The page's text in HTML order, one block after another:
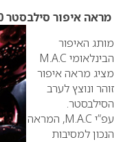
מראה איפור סילבסטר 2010
מותג האיפור
הבינלאומי M.A.C
מציג מראה איפור
זוהר ונוצץ לערב
הסילבסטר.
עפ”י M.A.C, המראה
הנכון למסיבות